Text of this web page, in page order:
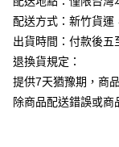
下單前請先詢問庫存
每筆NT$130，滿
配送方式：新竹貨運
出貨時間：付款後五
退換貨規定：
提供7天猶豫期，商
除商品配送錯誤或商